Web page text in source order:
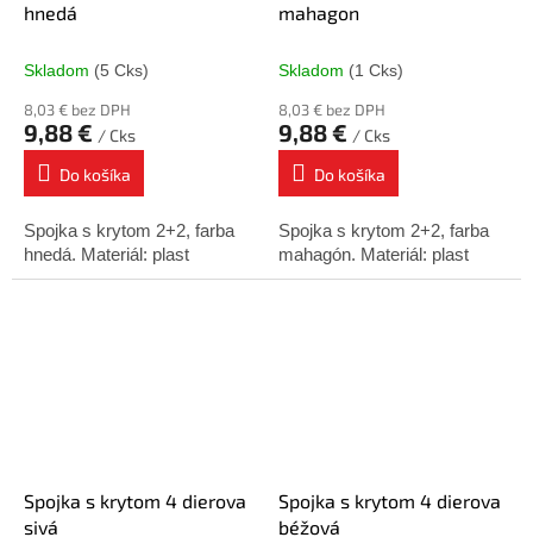
hnedá
Skladom (5 Cks)
8,03 € bez DPH
9,88 € / Cks
Do košíka
Spojka s krytom 2+2, farba
hnedá. Materiál: plast
mahagon
Skladom (1 Cks)
8,03 € bez DPH
9,88 € / Cks
Do košíka
Spojka s krytom 2+2, farba
mahagón. Materiál: plast
Spojka s krytom 4 dierova
sivá
Spojka s krytom 4 dierova
béžová